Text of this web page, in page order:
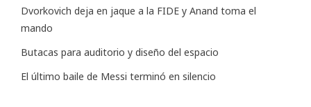
Dvorkovich deja en jaque a la FIDE y Anand toma el
mando
Butacas para auditorio y diseño del espacio
El último baile de Messi terminó en silencio